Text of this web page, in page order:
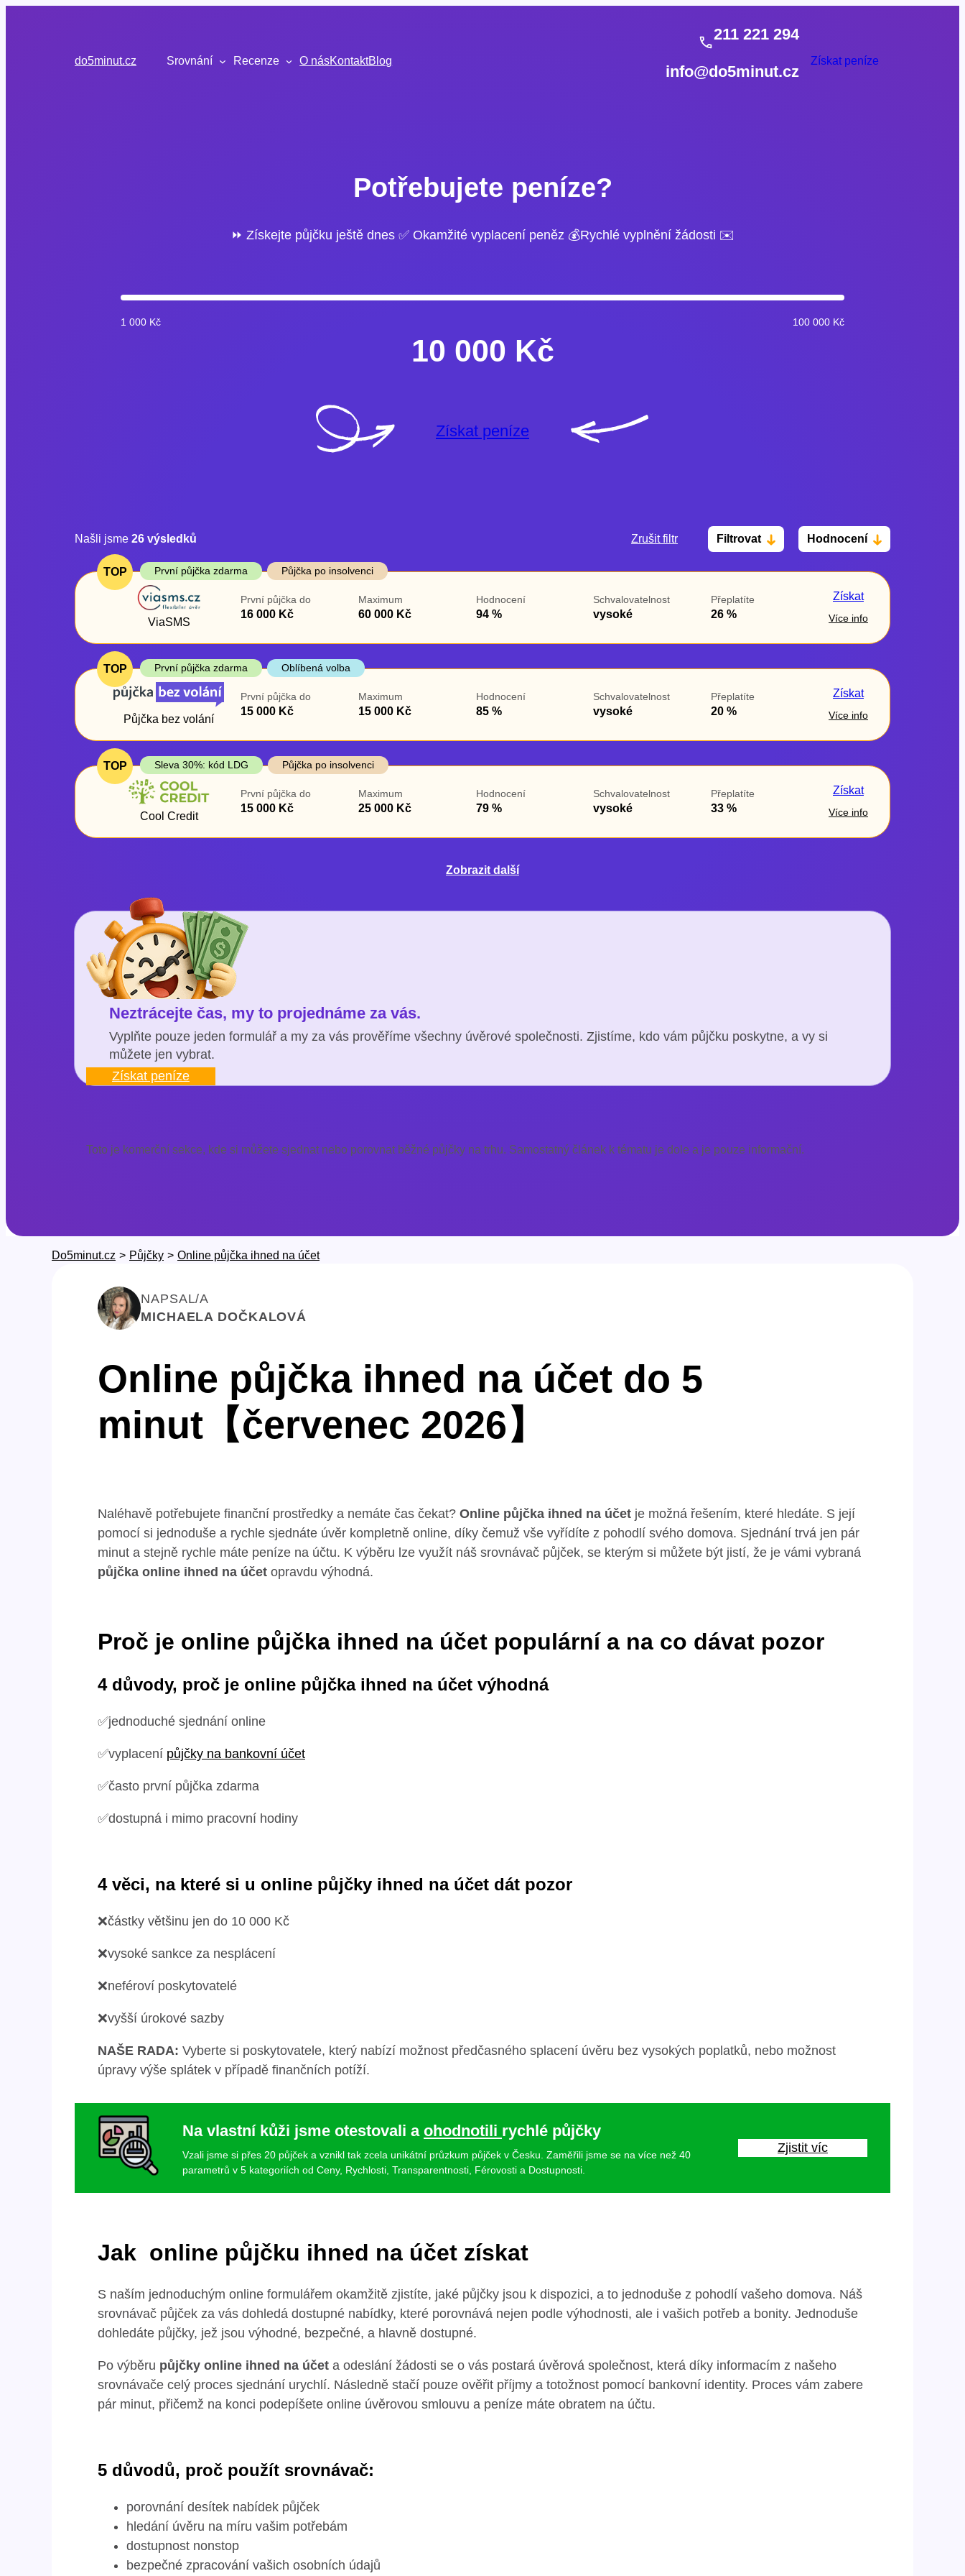
do5minut.cz
Srovnání Recenze O násKontaktBlog
211 221 294
info@do5minut.cz
Získat peníze
Potřebujete peníze?
⏩ Získejte půjčku ještě dnes ✅ Okamžité vyplacení peněz 💰Rychlé vyplnění žádosti ✉️
1 000 Kč 100 000 Kč
10 000 Kč
Získat peníze
Zrušit filtr Filtrovat Hodnocení
Cena
Od
První půjčka zdarma
ano
Našli jsme 26 výsledků
TOP První půjčka zdarma Půjčka po insolvenci
ViaSMS
První půjčka do
16 000 Kč
Maximum
60 000 Kč
Hodnocení
94 %
Schvalovatelnost
vysoké
Přeplatíte
26 %
Získat
Více info
TOP První půjčka zdarma Oblíbená volba
Půjčka bez volání
První půjčka do
15 000 Kč
Maximum
15 000 Kč
Hodnocení
85 %
Schvalovatelnost
vysoké
Přeplatíte
20 %
Získat
Více info
TOP Sleva 30%: kód LDG Půjčka po insolvenci
Cool Credit
První půjčka do
15 000 Kč
Maximum
25 000 Kč
Hodnocení
79 %
Schvalovatelnost
vysoké
Přeplatíte
33 %
Získat
Více info
Zobrazit další
Neztrácejte čas, my to projednáme za vás.
Vyplňte pouze jeden formulář a my za vás prověříme všechny úvěrové společnosti. Zjistíme, kdo vám půjčku poskytne, a vy si
můžete jen vybrat.
Získat peníze
Toto je komerční sekce, kde si můžete sjednat nebo porovnat běžné půjčky na trhu. Samostatný článek k tématu je dole a je pouze informační.
Do5minut.cz > Půjčky > Online půjčka ihned na účet
NAPSAL/A
MICHAELA DOČKALOVÁ
Online půjčka ihned na účet do 5
minut【červenec 2026】
Naléhavě potřebujete finanční prostředky a nemáte čas čekat? Online půjčka ihned na účet je možná řešením, které hledáte. S její
pomocí si jednoduše a rychle sjednáte úvěr kompletně online, díky čemuž vše vyřídíte z pohodlí svého domova. Sjednání trvá jen pár
minut a stejně rychle máte peníze na účtu. K výběru lze využít náš srovnávač půjček, se kterým si můžete být jistí, že je vámi vybraná
půjčka online ihned na účet opravdu výhodná.
Proč je online půjčka ihned na účet populární a na co dávat pozor
4 důvody, proč je online půjčka ihned na účet výhodná
✅jednoduché sjednání online
✅vyplacení půjčky na bankovní účet
✅často první půjčka zdarma
✅dostupná i mimo pracovní hodiny
4 věci, na které si u online půjčky ihned na účet dát pozor
❌částky většinu jen do 10 000 Kč
❌vysoké sankce za nesplácení
❌neféroví poskytovatelé
❌vyšší úrokové sazby
NAŠE RADA: Vyberte si poskytovatele, který nabízí možnost předčasného splacení úvěru bez vysokých poplatků, nebo možnost
úpravy výše splátek v případě finančních potíží.
Na vlastní kůži jsme otestovali a ohodnotili rychlé půjčky
Vzali jsme si přes 20 půjček a vznikl tak zcela unikátní průzkum půjček v Česku. Zaměřili jsme se na více než 40
parametrů v 5 kategoriích od Ceny, Rychlosti, Transparentnosti, Férovosti a Dostupnosti.
Zjistit víc
Jak online půjčku ihned na účet získat
S naším jednoduchým online formulářem okamžitě zjistíte, jaké půjčky jsou k dispozici, a to jednoduše z pohodlí vašeho domova. Náš
srovnávač půjček za vás dohledá dostupné nabídky, které porovnává nejen podle výhodnosti, ale i vašich potřeb a bonity. Jednoduše
dohledáte půjčky, jež jsou výhodné, bezpečné, a hlavně dostupné.
Po výběru půjčky online ihned na účet a odeslání žádosti se o vás postará úvěrová společnost, která díky informacím z našeho
srovnávače celý proces sjednání urychlí. Následně stačí pouze ověřit příjmy a totožnost pomocí bankovní identity. Proces vám zabere
pár minut, přičemž na konci podepíšete online úvěrovou smlouvu a peníze máte obratem na účtu.
5 důvodů, proč použít srovnávač:
porovnání desítek nabídek půjček
hledání úvěru na míru vašim potřebám
dostupnost nonstop
bezpečné zpracování vašich osobních údajů